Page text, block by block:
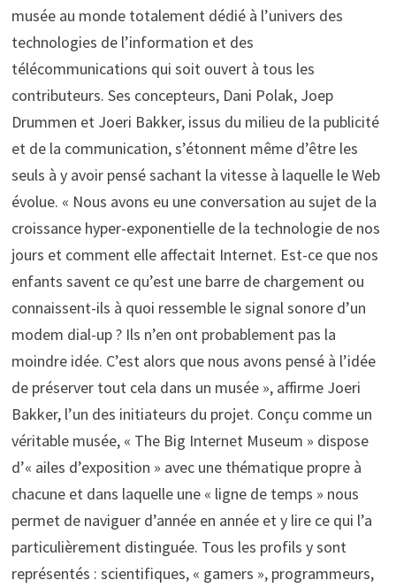
musée au monde totalement dédié à l’univers des
technologies de l’information et des
télécommunications qui soit ouvert à tous les
contributeurs. Ses concepteurs, Dani Polak, Joep
Drummen et Joeri Bakker, issus du milieu de la publicité
et de la communication, s’étonnent même d’être les
seuls à y avoir pensé sachant la vitesse à laquelle le Web
évolue. « Nous avons eu une conversation au sujet de la
croissance hyper-exponentielle de la technologie de nos
jours et comment elle affectait Internet. Est-ce que nos
enfants savent ce qu’est une barre de chargement ou
connaissent-ils à quoi ressemble le signal sonore d’un
modem dial-up ? Ils n’en ont probablement pas la
moindre idée. C’est alors que nous avons pensé à l’idée
de préserver tout cela dans un musée », affirme Joeri
Bakker, l’un des initiateurs du projet. Conçu comme un
véritable musée, « The Big Internet Museum » dispose
d’« ailes d’exposition » avec une thématique propre à
chacune et dans laquelle une « ligne de temps » nous
permet de naviguer d’année en année et y lire ce qui l’a
particulièrement distinguée. Tous les profils y sont
représentés : scientifiques, « gamers », programmeurs,